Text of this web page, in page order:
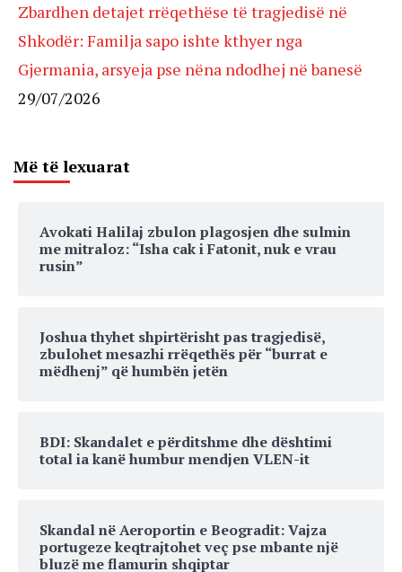
Zbardhen detajet rrëqethëse të tragjedisë në
Shkodër: Familja sapo ishte kthyer nga
Gjermania, arsyeja pse nëna ndodhej në banesë
29/07/2026
Më të lexuarat
Avokati Halilaj zbulon plagosjen dhe sulmin
me mitraloz: “Isha cak i Fatonit, nuk e vrau
rusin”
Joshua thyhet shpirtërisht pas tragjedisë,
zbulohet mesazhi rrëqethës për “burrat e
mëdhenj” që humbën jetën
BDI: Skandalet e përditshme dhe dështimi
total ia kanë humbur mendjen VLEN-it
Skandal në Aeroportin e Beogradit: Vajza
portugeze keqtrajtohet veç pse mbante një
bluzë me flamurin shqiptar